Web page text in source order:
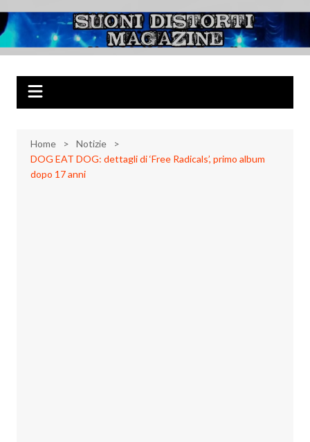
al
contenuto
Suoni Distorti
Magazine
Musica Rock, Metal, Punk e varie sonorità alternative
Home
Notizie
DOG EAT DOG: dettagli di ‘Free Radicals’, primo album
dopo 17 anni